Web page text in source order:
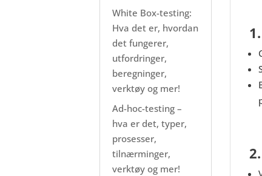
White Box-testing:
Hva det er, hvordan
det fungerer,
utfordringer,
beregninger,
verktøy og mer!
Ad-hoc-testing –
hva er det, typer,
prosesser,
tilnærminger,
verktøy og mer!